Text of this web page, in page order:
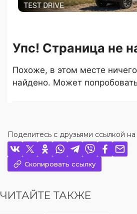
Поделитесь с друзьями ссылкой на
Скопировать ссылку
ЧИТАЙТЕ ТАКЖЕ